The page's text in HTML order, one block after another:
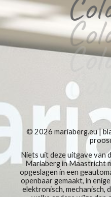
© 2026 mariaberg.eu|
Niets uit deze uitgave van
Mariaberg in Maastricht
opgeslagen in een
openbaar gemaakt, in
elektronisch, mechanisch,